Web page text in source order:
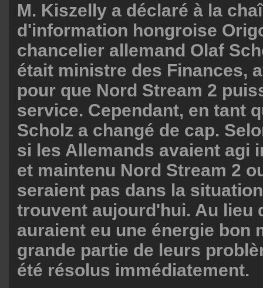
M. Kiszelly a déclaré à la
d'information hongroise
chancelier allemand Olaf
était ministre des Finances,
pour que Nord Stream 2
service. Cependant, en tant
Scholz a changé de cap.
si les Allemands avaient agi
et maintenu Nord Stream 2
seraient pas dans la
trouvent aujourd'hui. Au lieu
auraient eu une énergie bon
grande partie de leurs
été résolus immédiatement.